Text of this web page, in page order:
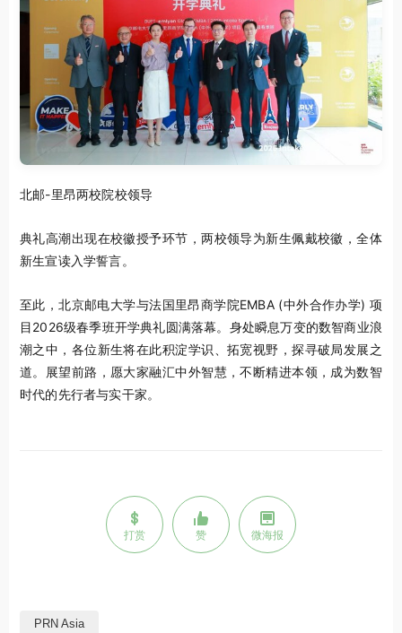
北邮-里昂两校院校领导
典礼高潮出现在校徽授予环节，两校领导为新生佩戴校徽，全体
新生宣读入学誓言。
至此，北京邮电大学与法国里昂商学院EMBA (中外合作办学) 项
目2026级春季班开学典礼圆满落幕。身处瞬息万变的数智商业浪
潮之中，各位新生将在此积淀学识、拓宽视野，探寻破局发展之
道。展望前路，愿大家融汇中外智慧，不断精进本领，成为数智
时代的先行者与实干家。
打赏 赞 微海报
PRN Asia